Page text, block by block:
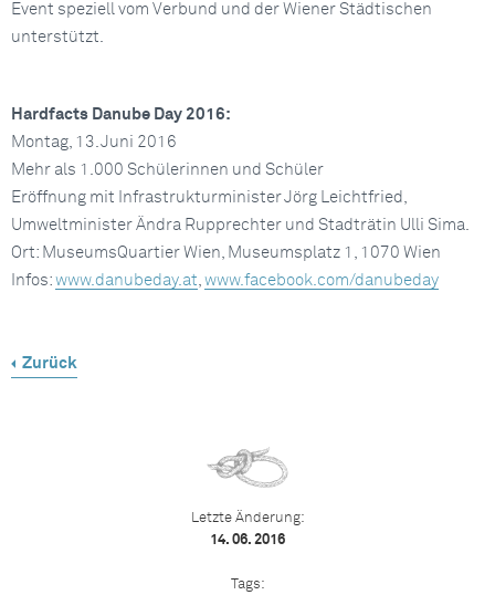
Event speziell vom Verbund und der Wiener Städtischen
unterstützt.
Hardfacts Danube Day 2016:
Montag, 13. Juni 2016
Mehr als 1.000 Schülerinnen und Schüler
Eröffnung mit Infrastrukturminister Jörg Leichtfried,
Umweltminister Ändra Rupprechter und Stadträtin Ulli Sima.
Ort: MuseumsQuartier Wien, Museumsplatz 1, 1070 Wien
Infos: www.danubeday.at, www.facebook.com/danubeday
Zurück
Letzte Änderung:
14. 06. 2016
Tags: